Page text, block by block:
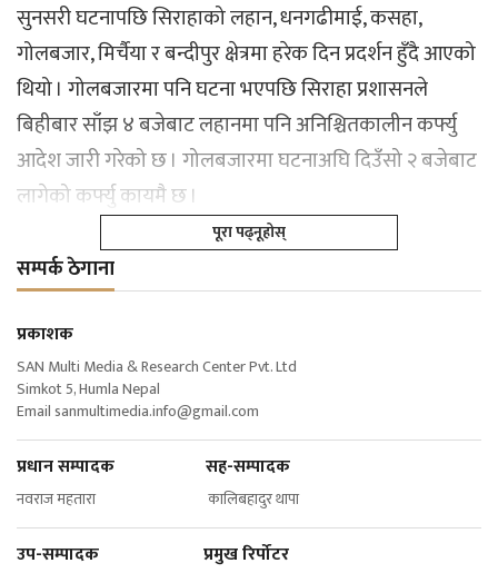
सुनसरी घटनापछि सिराहाको लहान, धनगढीमाई, कसहा,
गोलबजार, मिर्चैया र बन्दीपुर क्षेत्रमा हरेक दिन प्रदर्शन हुँदै आएको
थियो । गोलबजारमा पनि घटना भएपछि सिराहा प्रशासनले
बिहीबार साँझ ४ बजेबाट लहानमा पनि अनिश्चितकालीन कर्फ्यु
आदेश जारी गरेको छ । गोलबजारमा घटनाअघि दिउँसो २ बजेबाट
लागेको कर्फ्यु कायमै छ ।
पूरा पढ्नूहोस्
सम्पर्क ठेगाना
प्रकाशक
SAN Multi Media & Research Center Pvt. Ltd
Simkot 5, Humla Nepal
Email sanmultimedia.info@gmail.com
प्रधान सम्पादक सह-सम्पादक
नवराज महतारा कालिबहादुर थापा
उप-सम्पादक प्रमुख रिर्पोटर